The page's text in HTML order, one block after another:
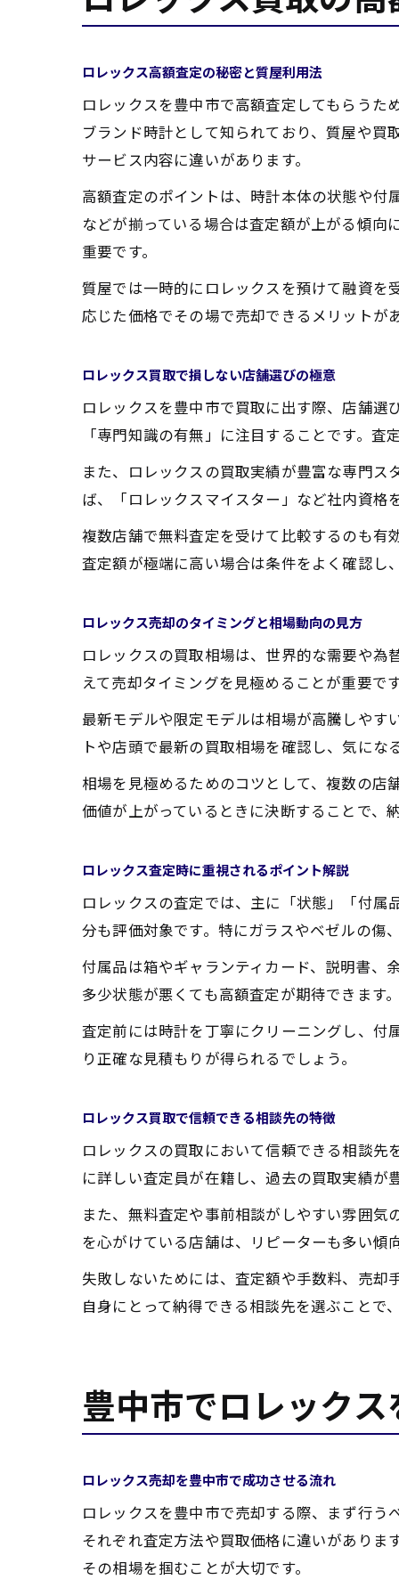
ロレックス高額査定の秘密と質屋利用法
ロレックスを豊中市で高額査定してもらう
ブランド時計として知られており、質屋や
サービス内容に違いがあります。
高額査定のポイントは、時計本体の状態や付
などが揃っている場合は査定額が上がる傾
重要です。
質屋では一時的にロレックスを預けて融資を
応じた価格でその場で売却できるメリットが
ロレックス買取で損しない店舗選びの極意
ロレックスを豊中市で買取に出す際、店舗
「専門知識の有無」に注目することです。
また、ロレックスの買取実績が豊富な専門
ば、「ロレックスマイスター」など社内資格
複数店舗で無料査定を受けて比較するのも有
査定額が極端に高い場合は条件をよく確認し
ロレックス売却のタイミングと相場動向の見方
ロレックスの買取相場は、世界的な需要や為
えて売却タイミングを見極めることが重要で
最新モデルや限定モデルは相場が高騰しやす
トや店頭で最新の買取相場を確認し、気にな
相場を見極めるためのコツとして、複数の店
価値が上がっているときに決断することで、
ロレックス査定時に重視されるポイント解説
ロレックスの査定では、主に「状態」「付
分も評価対象です。特にガラスやベゼルの傷
付属品は箱やギャランティカード、説明書、
多少状態が悪くても高額査定が期待できます
査定前には時計を丁寧にクリーニングし、付
り正確な見積もりが得られるでしょう。
ロレックス買取で信頼できる相談先の特徴
ロレックスの買取において信頼できる相談
に詳しい査定員が在籍し、過去の買取実績が
また、無料査定や事前相談がしやすい雰囲気
を心がけている店舗は、リピーターも多い傾
失敗しないためには、査定額や手数料、売
自身にとって納得できる相談先を選ぶことで
豊中市でロレック
ロレックス売却を豊中市で成功させる流れ
ロレックスを豊中市で売却する際、まず行う
それぞれ査定方法や買取価格に違いがありま
その相場を掴むことが大切です。